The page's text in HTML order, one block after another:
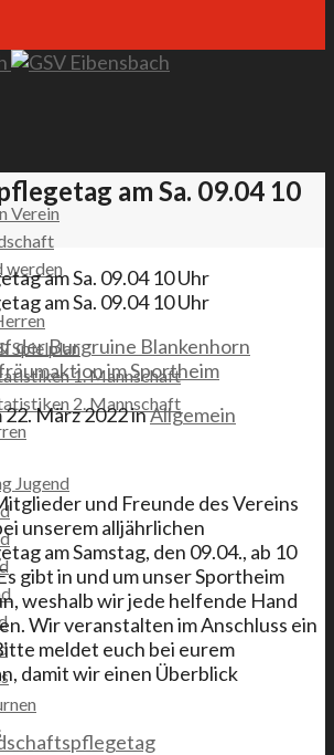
Verein
Spielplan
1. Mannschaft
2. Mannschaft
Jugend
am Sa. 09.04 10
am Sa. 09.04 10 Uhr
am Sa. 09.04 10 Uhr
der Burgruine Blankenhorn
im Sportheim
22. März 2022inAllgemein
und Freunde des Vereins
unserem alljährlichen
am Samstag, den 09.04., ab 10
gibt in und um unser Sportheim
weshalb wir jede helfende Hand
Wir veranstalten im Anschluss ein
meldet euch bei eurem
damit wir einen Überblick